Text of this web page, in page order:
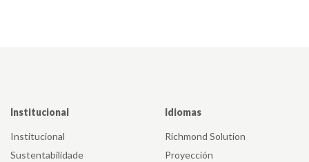
Institucional
Institucional
Sustentabilidade
Idiomas
Richmond Solution
Proyección